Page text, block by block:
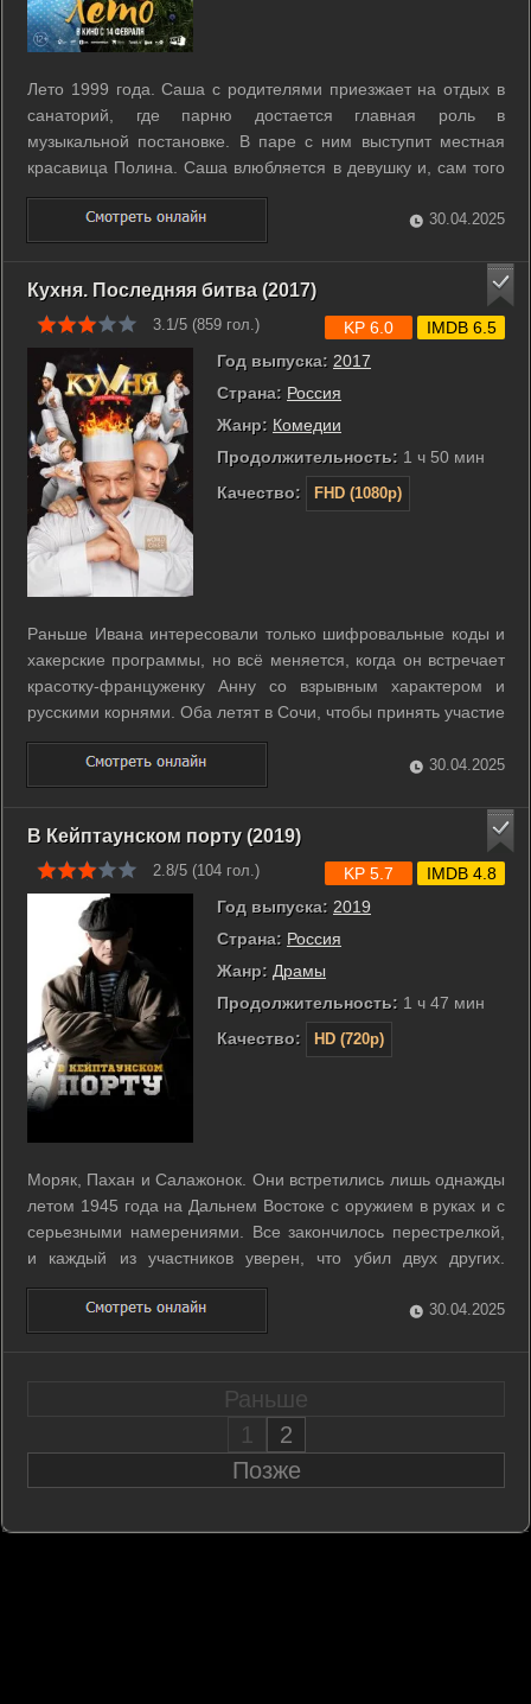
Лето 1999 года. Саша с родителями приезжает на отдых в
санаторий, где парню достается главная роль в
музыкальной постановке. В паре с ним выступит местная
красавица Полина. Саша влюбляется в девушку и, сам того
не понимая, затягивает себя и свою семью в неравную
борьбу с управляющим санатория Мишей, который не
гнушается использовать любые рычаги, ...
30.04.2025
Кухня. Последняя битва (2017)
3.1/5 (859 гол.)
Год выпуска: 2017
Страна: Россия
Жанр: Комедии
Продолжительность: 1 ч 50 мин
Качество:
FHD (1080p)
KP 6.0 IMDB 6.5
Раньше Ивана интересовали только шифровальные коды и
хакерские программы, но всё меняется, когда он встречает
красотку-француженку Анну со взрывным характером и
русскими корнями. Оба летят в Сочи, чтобы принять участие
в Чемпионате мира среди поваров: она выступает за
Францию, а он - за Россию. Но Ивану ещё нужно
разобраться в отношениях с недавно ...
30.04.2025
В Кейптаунском порту (2019)
2.8/5 (104 гол.)
Год выпуска: 2019
Страна: Россия
Жанр: Драмы
Продолжительность: 1 ч 47 мин
Качество:
HD (720p)
KP 5.7 IMDB 4.8
Моряк, Пахан и Салажонок. Они встретились лишь однажды
летом 1945 года на Дальнем Востоке с оружием в руках и с
серьезными намерениями. Все закончилось перестрелкой,
и каждый из участников уверен, что убил двух других.
Однако судьба подарила всем им долгую насыщенную
событиями жизнь. Пройдет более полувека, и в один из
дней в разных точках Земли ...
30.04.2025
Раньше
1
2
Позже